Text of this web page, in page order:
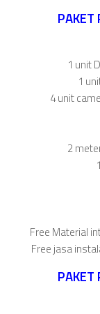
PAKET
1 unit
1
4 unit
2
Free Material
Free jasa
PAKET